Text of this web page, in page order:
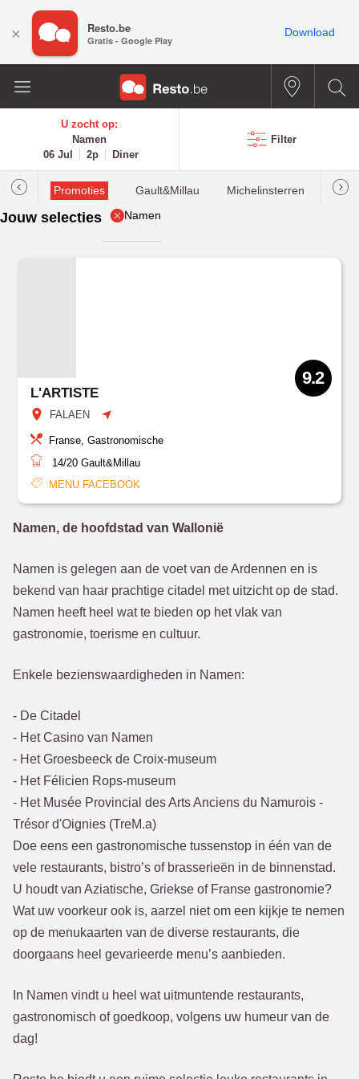
U zocht op:
Namen
06 Jul
2p Diner
Filter
Promoties Gault&Millau Michelinsterren
Jouw selecties Namen
L'ARTISTE
FALAEN
9.2
Franse, Gastronomische
14/20 Gault&Millau
MENU FACEBOOK
Namen, de hoofdstad van Wallonië
Namen is gelegen aan de voet van de Ardennen en is
bekend van haar prachtige citadel met uitzicht op de stad.
Namen heeft heel wat te bieden op het vlak van
gastronomie, toerisme en cultuur.
Enkele bezienswaardigheden in Namen:
- De Citadel
- Het Casino van Namen
- Het Groesbeeck de Croix-museum
- Het Félicien Rops-museum
- Het Musée Provincial des Arts Anciens du Namurois -
Trésor d'Oignies (TreM.a)
Doe eens een gastronomische tussenstop in één van de
vele restaurants, bistro’s of brasserieën in de binnenstad.
U houdt van Aziatische, Griekse of Franse gastronomie?
Wat uw voorkeur ook is, aarzel niet om een kijkje te nemen
op de menukaarten van de diverse restaurants, die
doorgaans heel gevarieerde menu’s aanbieden.
In Namen vindt u heel wat uitmuntende restaurants,
gastronomisch of goedkoop, volgens uw humeur van de
dag!
× Resto.be
Gratis - Google Play
Download